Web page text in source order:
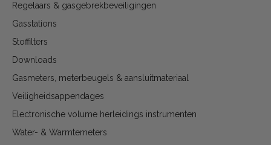
Regelaars & gasgebrekbeveiligingen
Gasstations
Stoffilters
Downloads
Gasmeters, meterbeugels & aansluitmateriaal
Veiligheidsappendages
Electronische volume herleidings instrumenten
Water- & Warmtemeters